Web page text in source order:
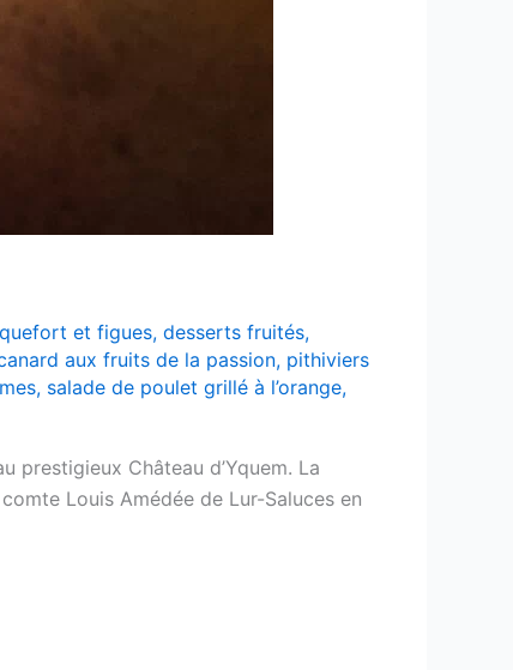
et figues, desserts fruités,
aux fruits de la passion, pithiviers
, salade de poulet grillé à l’orange,
prestigieux Château d’Yquem. La
Louis Amédée de Lur-Saluces en